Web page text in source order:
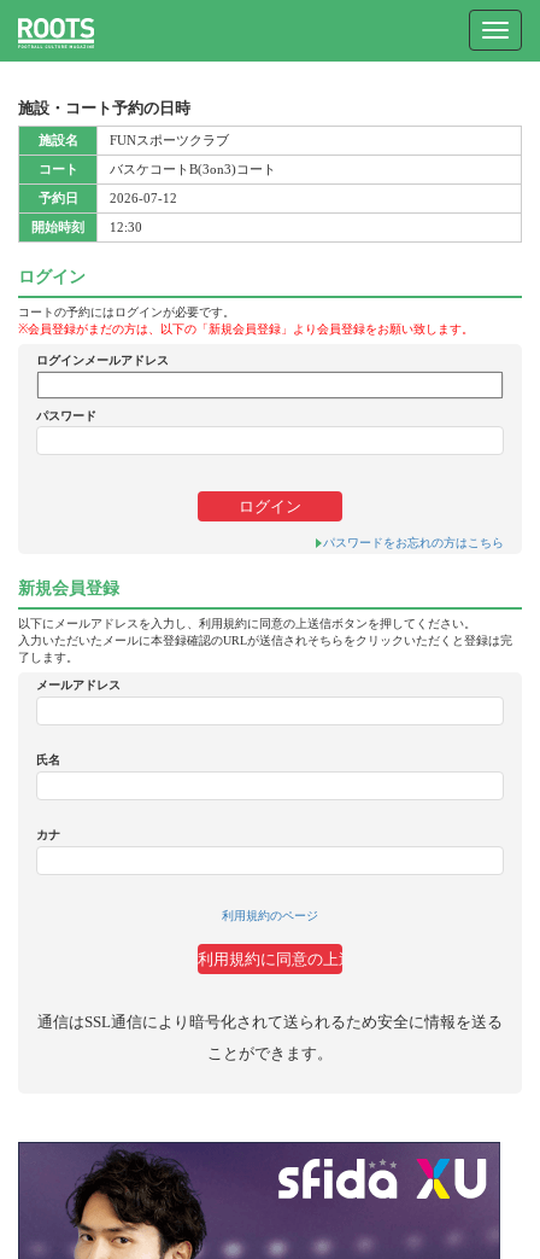
Toggle
施設・コート予約の日時
施設名
コート
予約日
開始時刻
FUNスポーツクラブ
バスケコートB(3on3)コート
2026-07-12
12:30
ログイン
コートの予約にはログインが必要です。
※会員登録がまだの方は、以下の「新規会員登録」より会員登録をお願い致します。
ログインメールアドレス
パスワード
パスワードをお忘れの方はこちら
新規会員登録
以下にメールアドレスを入力し、利用規約に同意の上送信ボタンを押してください。
入力いただいたメールに本登録確認のURLが送信されそちらをクリックいただくと登録は完
了します。
メールアドレス
氏名
カナ
利用規約のページ
通信はSSL通信により暗号化されて送られるため安全に情報を送る
ことができます。